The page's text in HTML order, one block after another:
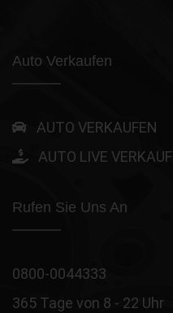
Auto Verkaufen
AUTO VERKAUFEN
AUTO LIVE
Rufen Sie Uns An
0800-0044333
365 Tage von 8 - 22 Uhr